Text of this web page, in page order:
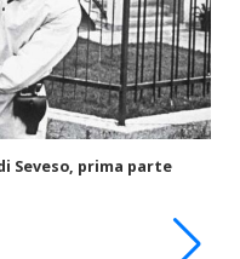
Seveso, prima parte